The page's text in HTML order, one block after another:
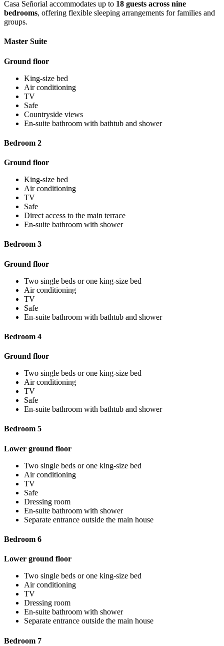
Casa Señorial accommodates up to 18 guests across nine
bedrooms, offering flexible sleeping arrangements for families and
groups.
Master Suite
Ground floor
King-size bed
Air conditioning
TV
Safe
Countryside views
En-suite bathroom with bathtub and shower
Bedroom 2
Ground floor
King-size bed
Air conditioning
TV
Safe
Direct access to the main terrace
En-suite bathroom with shower
Bedroom 3
Ground floor
Two single beds or one king-size bed
Air conditioning
TV
Safe
En-suite bathroom with bathtub and shower
Bedroom 4
Ground floor
Two single beds or one king-size bed
Air conditioning
TV
Safe
En-suite bathroom with bathtub and shower
Bedroom 5
Lower ground floor
Two single beds or one king-size bed
Air conditioning
TV
Safe
Dressing room
En-suite bathroom with shower
Separate entrance outside the main house
Bedroom 6
Lower ground floor
Two single beds or one king-size bed
Air conditioning
TV
Dressing room
En-suite bathroom with shower
Separate entrance outside the main house
Bedroom 7